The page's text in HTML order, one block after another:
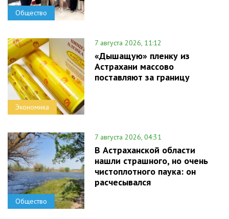
Общество
Экономика
7 августа 2026, 11:12
«Дышащую» пленку из
Астрахани массово
поставляют за границу
Общество
7 августа 2026, 04:31
В Астраханской области
нашли страшного, но очень
чистоплотного паука: он
расчесывался